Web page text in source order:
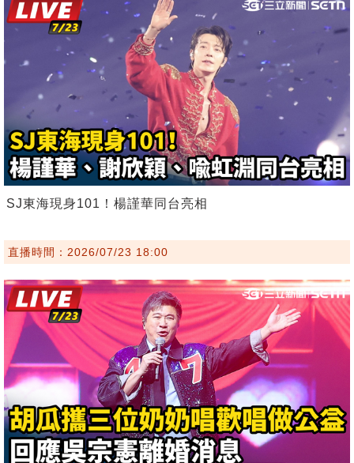
SJ東海現身101！楊謹華同台亮相
直播時間：2026/07/23 18:00